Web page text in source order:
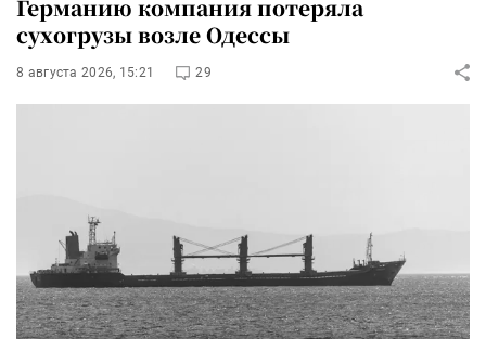
Германию компания потеряла
сухогрузы возле Одессы
8 августа 2026, 15:21 29